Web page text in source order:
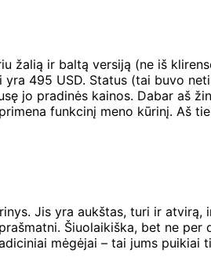
žalią ir baltą versiją (ne iš
yra 495 USD. Status (tai buvo
jo pradinės kainos. Dabar aš
funkcinį meno kūrinį. Aš
Jis yra aukštas, turi ir atvirą,
Šiuolaikiška, bet ne per
mėgėjai – tai jums puikiai